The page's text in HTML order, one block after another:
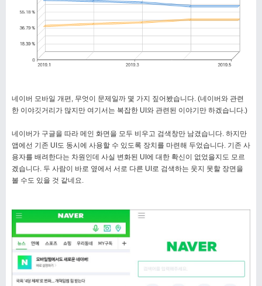
네이버 모바일 개편, 무엇이 문제일까 몇 가지 짚어봤습니다. (네이버와 관련
한 이야깃거리가 많지만 여기서는 복잡한 UI와 관련된 이야기만 하겠습니다.)
네이버가 구글을 따라 메인 화면을 모두 비우고 검색창만 남겼습니다. 하지만
앱에선 기존 UI도 동시에 사용할 수 있도록 장치를 마련해 두었습니다. 기존 사
용자를 배려한다는 차원인데 사실 변화된 UI에 대한 확신이 없었을지도 모르
겠습니다. 두 사람이 바로 옆에서 서로 다른 UI로 검색하는 웃지 못할 장면을
볼 수도 있을 것 같네요.